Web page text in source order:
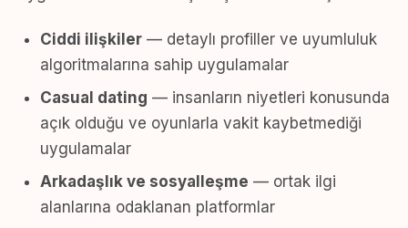
Ciddi ilişkiler — detaylı profiller ve uyumluluk
algoritmalarına sahip uygulamalar
Casual dating — insanların niyetleri konusunda
açık olduğu ve oyunlarla vakit kaybetmediği
uygulamalar
Arkadaşlık ve sosyalleşme — ortak ilgi
alanlarına odaklanan platformlar